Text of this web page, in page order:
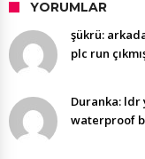
YORUMLAR
şükrü:
plc run
Duranka:
waterproof